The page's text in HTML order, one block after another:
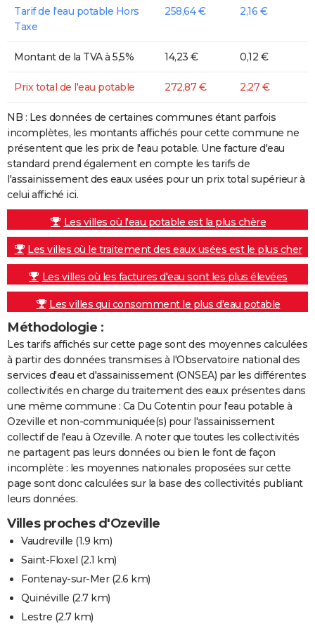
Tarif de l'eau potable Hors
Taxe
258,64 € 2,16 €
Montant de la TVA à 5,5% 14,23 € 0,12 €
Prix total de l'eau potable 272,87 € 2,27 €
NB : Les données de certaines communes étant parfois
incomplètes, les montants affichés pour cette commune ne
présentent que les prix de l'eau potable. Une facture d'eau
standard prend également en compte les tarifs de
l'assainissement des eaux usées pour un prix total supérieur à
celui affiché ici.
Les villes où l'eau potable est la plus chère
Les villes où le traitement des eaux usées est le plus cher
Les villes où les factures d'eau sont les plus élevées
Les villes qui consomment le plus d'eau potable
Méthodologie :
Les tarifs affichés sur cette page sont des moyennes calculées
à partir des données transmises à l'Observatoire national des
services d'eau et d'assainissement (ONSEA) par les différentes
collectivités en charge du traitement des eaux présentes dans
une même commune : Ca Du Cotentin pour l'eau potable à
Ozeville et non-communiquée(s) pour l'assainissement
collectif de l'eau à Ozeville. A noter que toutes les collectivités
ne partagent pas leurs données ou bien le font de façon
incomplète : les moyennes nationales proposées sur cette
page sont donc calculées sur la base des collectivités publiant
leurs données.
Villes proches d'Ozeville
Vaudreville (1.9 km)
Saint-Floxel (2.1 km)
Fontenay-sur-Mer(2.6 km)
Quinéville (2.7 km)
Lestre (2.7 km)